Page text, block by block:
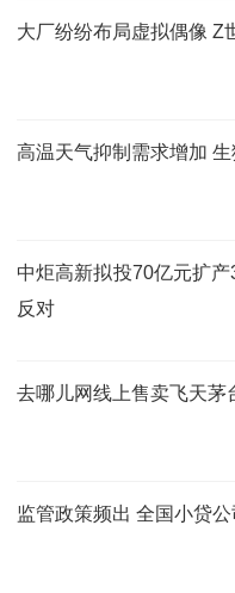
大厂纷纷布局虚拟偶像 Z
高温天气抑制需求增加
中炬高新拟投70亿元扩
反对
去哪儿网线上售卖飞天茅
监管政策频出 全国小贷